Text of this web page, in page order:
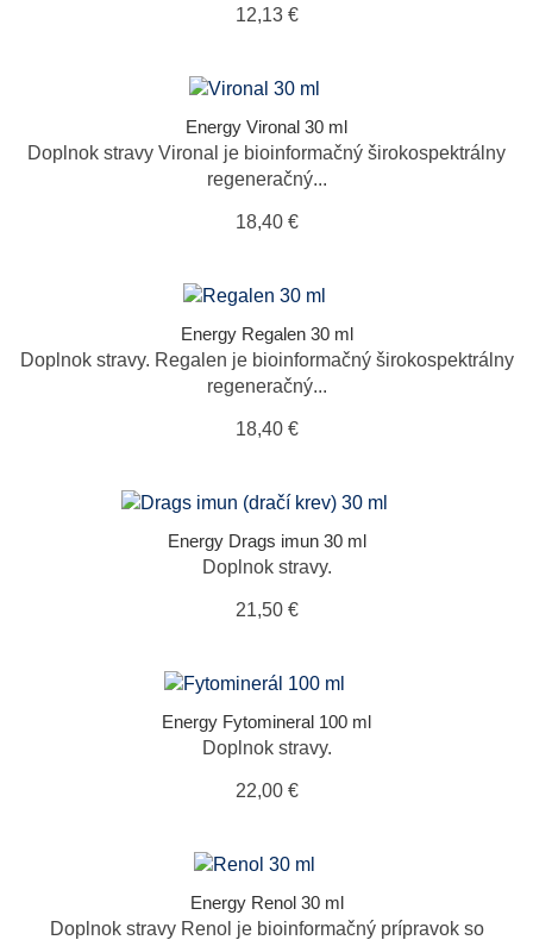
12,13 €
Energy Vironal 30 ml
Doplnok stravy Vironal je bioinformačný širokospektrálny
regeneračný...
18,40 €
Energy Regalen 30 ml
Doplnok stravy. Regalen je bioinformačný širokospektrálny
regeneračný...
18,40 €
Energy Drags imun 30 ml
Doplnok stravy.
21,50 €
Energy Fytomineral 100 ml
Doplnok stravy.
22,00 €
Energy Renol 30 ml
Doplnok stravy Renol je bioinformačný prípravok so